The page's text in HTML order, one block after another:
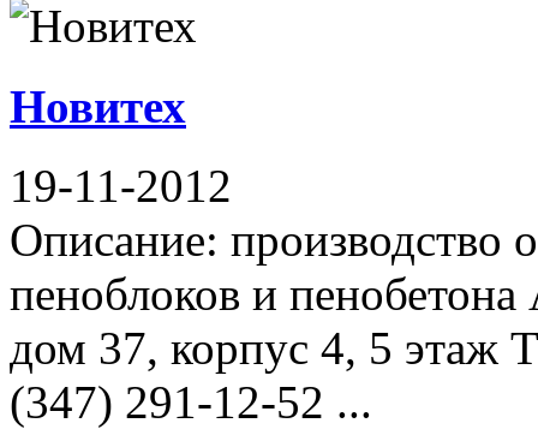
Новитех
19-11-2012
Описание:
пеноблоков и
дом 37, корпус 4, 5 этаж
(347) 291-12-52 ...